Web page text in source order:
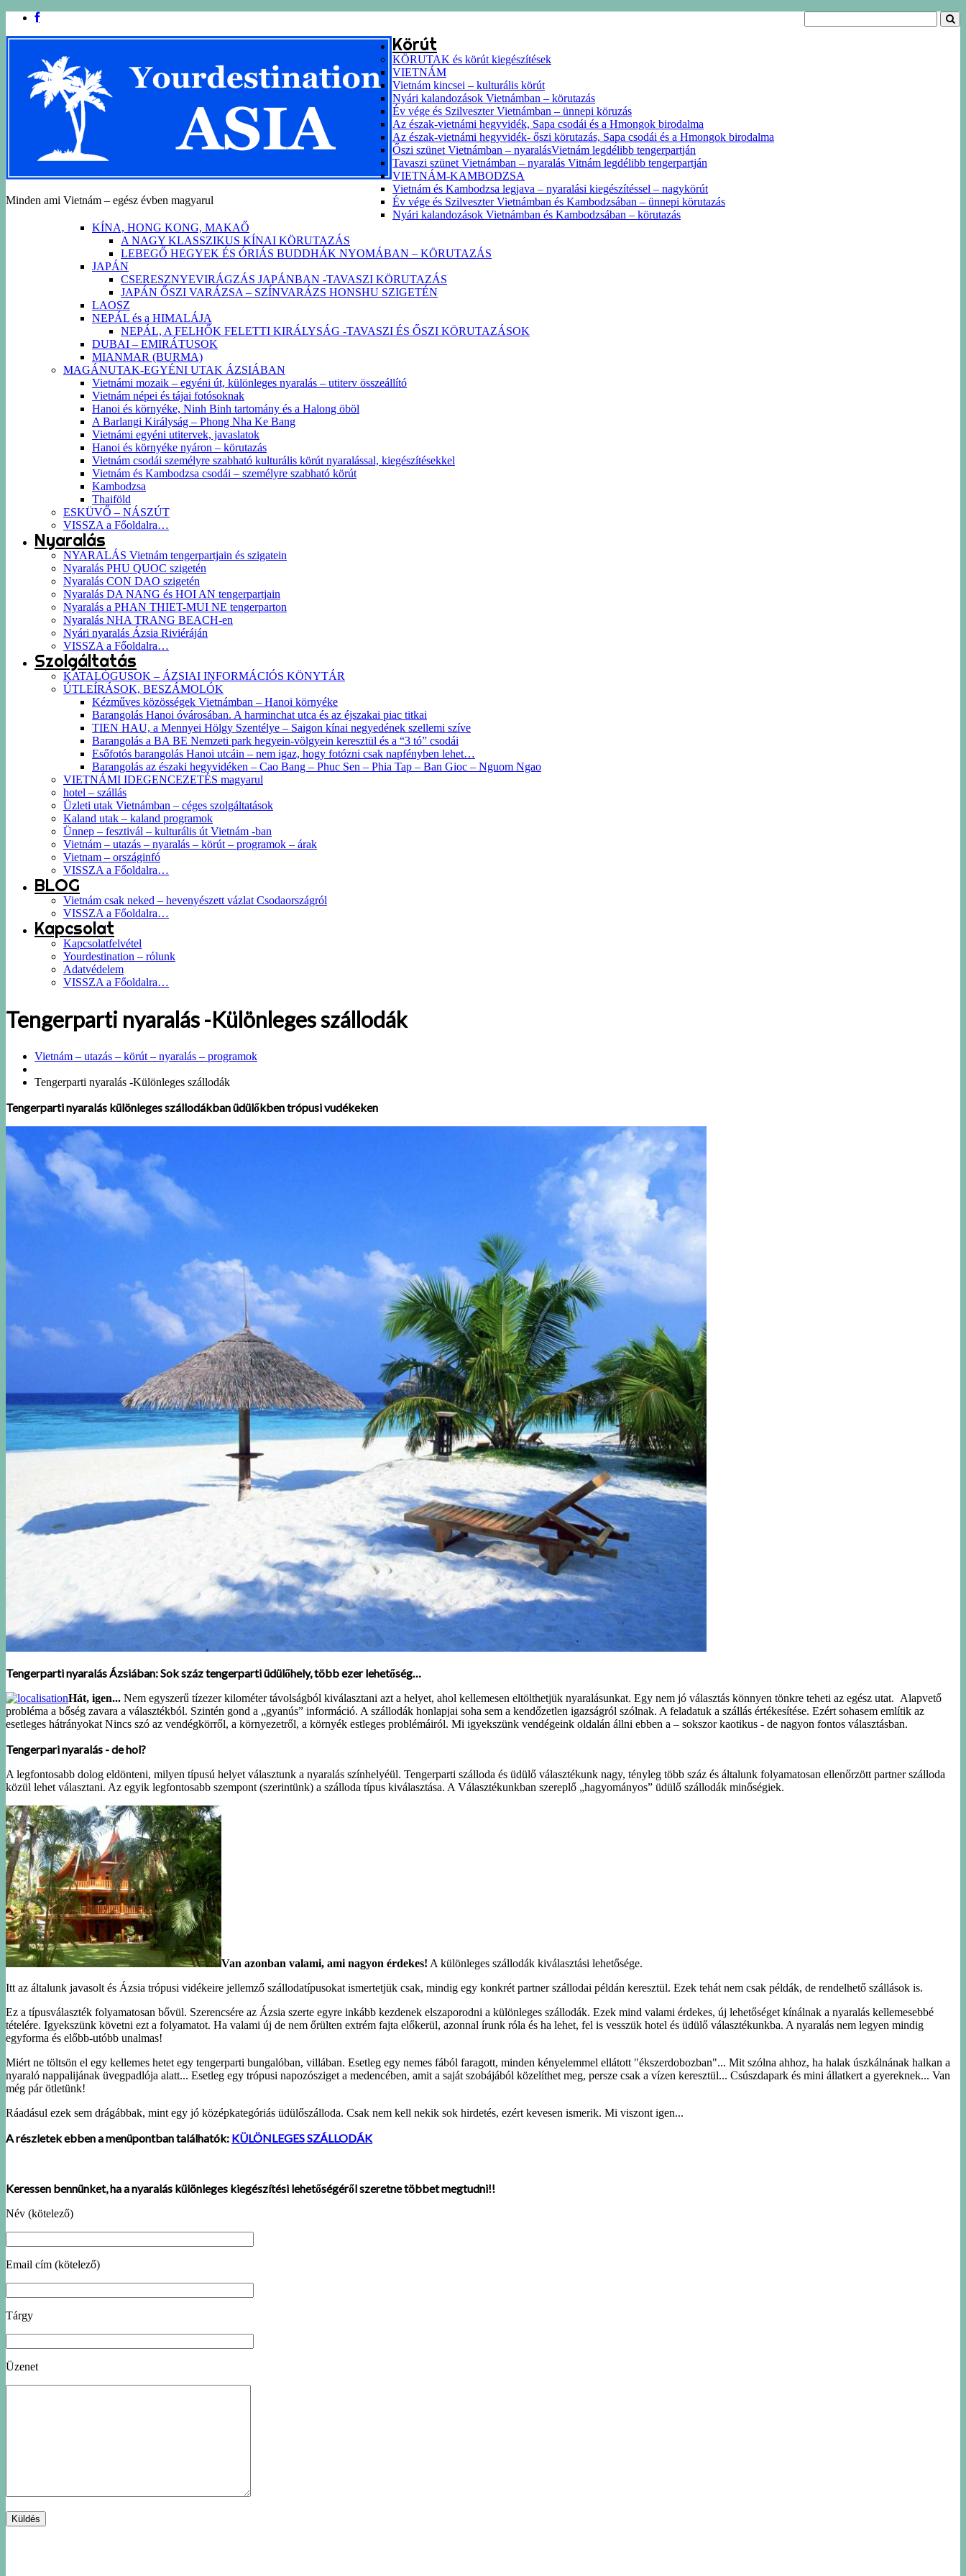
Minden ami Vietnám – egész évben magyarul
Körút
KÖRUTAK és körút kiegészítések
VIETNÁM
Vietnám kincsei – kulturális körút
Nyári kalandozások Vietnámban – körutazás
Év vége és Szilveszter Vietnámban – ünnepi köruzás
Az észak-vietnámi hegyvidék, Sapa csodái és a Hmongok birodalma
Az észak-vietnámi hegyvidék- őszi körutazás, Sapa csodái és a Hmongok birodalma
Őszi szünet Vietnámban – nyaralásVietnám legdélibb tengerpartján
Tavaszi szünet Vietnámban – nyaralás Vitnám legdélibb tengerpartján
VIETNÁM-KAMBODZSA
Vietnám és Kambodzsa legjava – nyaralási kiegészítéssel – nagykörút
Év vége és Szilveszter Vietnámban és Kambodzsában – ünnepi körutazás
Nyári kalandozások Vietnámban és Kambodzsában – körutazás
KÍNA, HONG KONG, MAKAŐ
A NAGY KLASSZIKUS KÍNAI KÖRUTAZÁS
LEBEGŐ HEGYEK ÉS ÓRIÁS BUDDHÁK NYOMÁBAN – KÖRUTAZÁS
JAPÁN
CSERESZNYEVIRÁGZÁS JAPÁNBAN -TAVASZI KÖRUTAZÁS
JAPÁN ŐSZI VARÁZSA – SZÍNVARÁZS HONSHU SZIGETÉN
LAOSZ
NEPÁL és a HIMALÁJA
NEPÁL, A FELHŐK FELETTI KIRÁLYSÁG -TAVASZI ÉS ŐSZI KÖRUTAZÁSOK
DUBAI – EMIRÁTUSOK
MIANMAR (BURMA)
MAGÁNUTAK-EGYÉNI UTAK ÁZSIÁBAN
Vietnámi mozaik – egyéni út, különleges nyaralás – utiterv összeállító
Vietnám népei és tájai fotósoknak
Hanoi és környéke, Ninh Binh tartomány és a Halong öböl
A Barlangi Királyság – Phong Nha Ke Bang
Vietnámi egyéni utitervek, javaslatok
Hanoi és környéke nyáron – körutazás
Vietnám csodái személyre szabható kulturális körút nyaralással, kiegészítésekkel
Vietnám és Kambodzsa csodái – személyre szabható körút
Kambodzsa
Thaiföld
ESKÜVŐ – NÁSZÚT
VISSZA a Főoldalra…
Nyaralás
NYARALÁS Vietnám tengerpartjain és szigatein
Nyaralás PHU QUOC szigetén
Nyaralás CON DAO szigetén
Nyaralás DA NANG és HOI AN tengerpartjain
Nyaralás a PHAN THIET-MUI NE tengerparton
Nyaralás NHA TRANG BEACH-en
Nyári nyaralás Ázsia Riviéráján
VISSZA a Főoldalra…
Szolgáltatás
KATALÓGUSOK – ÁZSIAI INFORMÁCIÓS KÖNYTÁR
ÚTLEÍRÁSOK, BESZÁMOLÓK
Kézműves közösségek Vietnámban – Hanoi környéke
Barangolás Hanoi óvárosában. A harminchat utca és az éjszakai piac titkai
TIEN HAU, a Mennyei Hölgy Szentélye – Saigon kínai negyedének szellemi szíve
Barangolás a BA BE Nemzeti park hegyein-völgyein keresztül és a “3 tó” csodái
Esőfotós barangolás Hanoi utcáin – nem igaz, hogy fotózni csak napfényben lehet…
Barangolás az északi hegyvidéken – Cao Bang – Phuc Sen – Phia Tap – Ban Gioc – Nguom Ngao
VIETNÁMI IDEGENCEZETÉS magyarul
hotel – szállás
Üzleti utak Vietnámban – céges szolgáltatások
Kaland utak – kaland programok
Ünnep – fesztivál – kulturális út Vietnám -ban
Vietnám – utazás – nyaralás – körút – programok – árak
Vietnam – országinfó
VISSZA a Főoldalra…
BLOG
Vietnám csak neked – hevenyészett vázlat Csodaországról
VISSZA a Főoldalra…
Kapcsolat
Kapcsolatfelvétel
Yourdestination – rólunk
Adatvédelem
VISSZA a Főoldalra…
Tengerparti nyaralás -Különleges szállodák
Vietnám – utazás – körút – nyaralás – programok
Tengerparti nyaralás -Különleges szállodák
Tengerparti nyaralás különleges szállodákban üdülőkben trópusi vudékeken
Tengerparti nyaralás Ázsiában: Sok száz tengerparti üdülőhely, több ezer lehetőség…
Hát, igen... Nem egyszerű tízezer kilométer távolságból kiválasztani azt a helyet, ahol kellemesen eltölthetjük nyaralásunkat. Egy nem jó választás könnyen tönkre teheti az egész utat. Alapvető
probléma a bőség zavara a választékból. Szintén gond a „gyanús” információ. A szállodák honlapjai soha sem a kendőzetlen igazságról szólnak. A feladatuk a szállás értékesítése. Ezért sohasem említik az
esetleges hátrányokat Nincs szó az vendégkörről, a környezetről, a környék estleges problémáiról. Mi igyekszünk vendégeink oldalán állni ebben a – sokszor kaotikus - de nagyon fontos választásban.
Tengerpari nyaralás - de hol?
A legfontosabb dolog eldönteni, milyen típusú helyet választunk a nyaralás színhelyéül. Tengerparti szálloda és üdülő választékunk nagy, tényleg több száz és általunk folyamatosan ellenőrzött partner szálloda
közül lehet választani. Az egyik legfontosabb szempont (szerintünk) a szálloda típus kiválasztása. A Választékunkban szereplő „hagyományos” üdülő szállodák minőségiek.
Van azonban valami, ami nagyon érdekes! A különleges szállodák kiválasztási lehetősége.
Itt az általunk javasolt és Ázsia trópusi vidékeire jellemző szállodatípusokat ismertetjük csak, mindig egy konkrét partner szállodai példán keresztül. Ezek tehát nem csak példák, de rendelhető szállások is.
Ez a típusválaszték folyamatosan bővül. Szerencsére az Ázsia szerte egyre inkább kezdenek elszaporodni a különleges szállodák. Ezek mind valami érdekes, új lehetőséget kínálnak a nyaralás kellemesebbé
tételére. Igyekszünk követni ezt a folyamatot. Ha valami új de nem őrülten extrém fajta előkerül, azonnal írunk róla és ha lehet, fel is vesszük hotel és üdülő választékunkba. A nyaralás nem legyen mindig
egyforma és előbb-utóbb unalmas!
Miért ne töltsön el egy kellemes hetet egy tengerparti bungalóban, villában. Esetleg egy nemes fából faragott, minden kényelemmel ellátott "ékszerdobozban"... Mit szólna ahhoz, ha halak úszkálnának halkan a
nyaraló nappalijának üvegpadlója alatt... Esetleg egy trópusi napozósziget a medencében, amit a saját szobájából közelíthet meg, persze csak a vízen keresztül... Csúszdapark és mini állatkert a gyereknek... Van
még pár ötletünk!
Ráadásul ezek sem drágábbak, mint egy jó középkategóriás üdülőszálloda. Csak nem kell nekik sok hirdetés, ezért kevesen ismerik. Mi viszont igen...
A részletek ebben a menüpontban találhatók: KÜLÖNLEGES SZÁLLODÁK
Keressen bennünket, ha a nyaralás különleges kiegészítési lehetőségéről szeretne többet megtudni!!
Név (kötelező)
Email cím (kötelező)
Tárgy
Üzenet